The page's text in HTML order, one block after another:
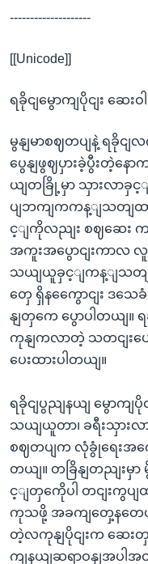
--------------------
[[Unicode]]
ရခိုငျမွောကျပိုငျး ဆေးဝါ
မွနျမာစဈတပျနဲ့ ရခိုင
ပွေနျဖွဈပှားခဲ့ပွီးတဲ့နော
ယျတခြို့မှာ သှားလာခှ
ပျဘကျကကန့ျသတျထ
င့ျကိုလညျး စဈဆေး
အကူးအပွောငျးကာလ လူတှ
သယျယူခှင့ျကန့ျသတ
တှေ ရှိနကွေောငျး ဒသေခံ
နျတှကေ ပွောပါတယျ။
ကုနျကလာတဲ့ သတငျးပ
ပေးထားပါတယျ။
ရခိုငျပွညျနယျ မွောကျ
သယျယူတာ၊ ခရီးသှား
စဈတပျက လုံခွုံရေးအကွေ
တယျ။ တခြိနျတညျးမှ
င့ျတှကေိုပါ တငျးကွပျ
ကုသဖို့ အခကျတှေ့နတေယ
တဲ့လကုနျပိုငျးက ဆေး
ကျနယျဆရာဝနျအပါအဝ